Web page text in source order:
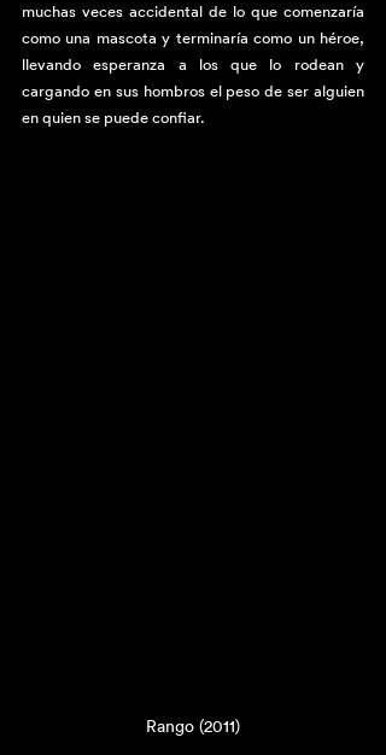
muchas veces accidental de lo que comenzaría
como una mascota y terminaría como un héroe,
llevando esperanza a los que lo rodean y
cargando en sus hombros el peso de ser alguien
en quien se puede confiar.
Rango (2011)